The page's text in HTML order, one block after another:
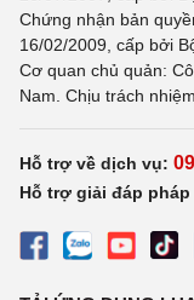
Chứng nhận bản
16/02/2009, cấp bởi
Cơ quan chủ quản:
Nam. Chịu trách
Hỗ trợ về dịch vụ:
Hỗ trợ giải đáp